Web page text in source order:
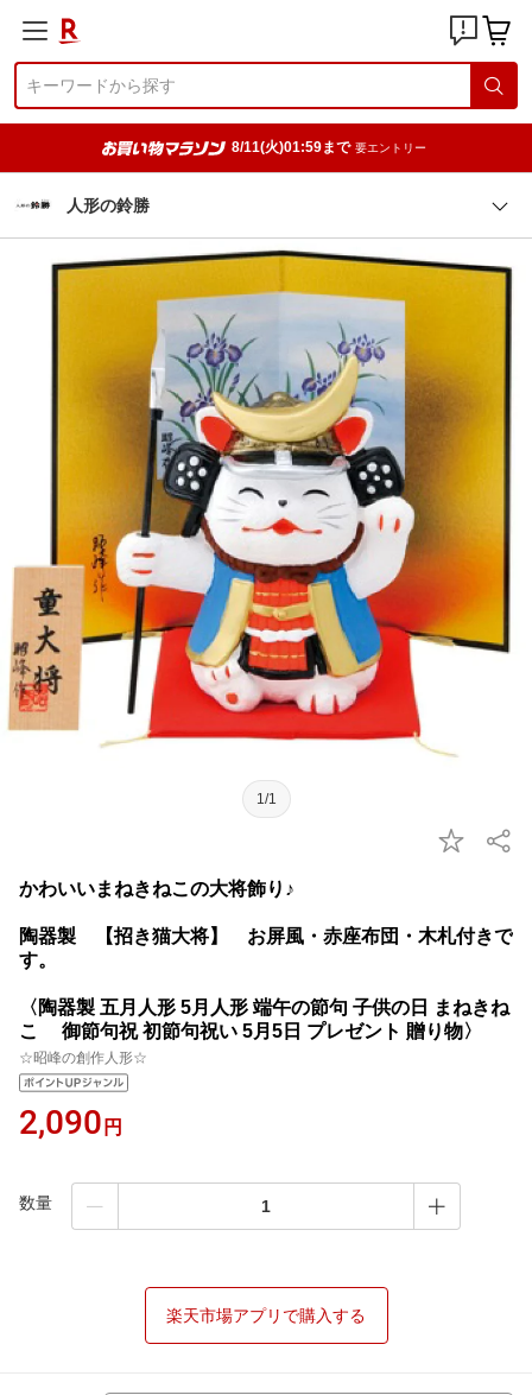
8/11(火)01:59まで 要エントリー
人形の鈴勝
1/1
かわいいまねきねこの大将飾り♪
陶器製 【招き猫大将】 お屏風・赤座布団・木札付きで
す。
〈陶器製 五月人形 5月人形 端午の節句 子供の日 まねきね
こ 御節句祝 初節句祝い 5月5日 プレゼント 贈り物〉
☆昭峰の創作人形☆
2,090 円
数量
楽天市場アプリで購入する